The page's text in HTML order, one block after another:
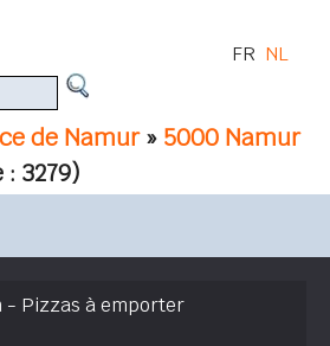
de Namur» 5000 Namur
: 3279)
FR NL
Pizzas à emporter